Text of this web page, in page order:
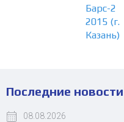
Барс-2
2015 (г.
Казань)
Последние новости
08.08.2026